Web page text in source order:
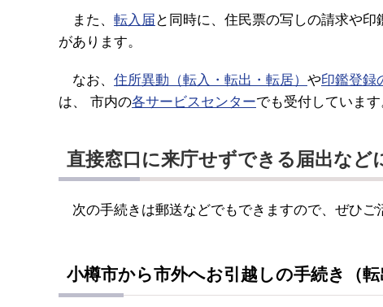
また、 転入届と同時に、住民票の写しの請求や
があります。
なお、 住所異動（転入・転出・転居） や印鑑登録
は、 市内の各サービスセンターでも受付していま
直接窓口に来庁せずできる届出など
次の手続きは郵送などでもできますので、ぜひご
小樽市から市外へお引越しの手続き（転